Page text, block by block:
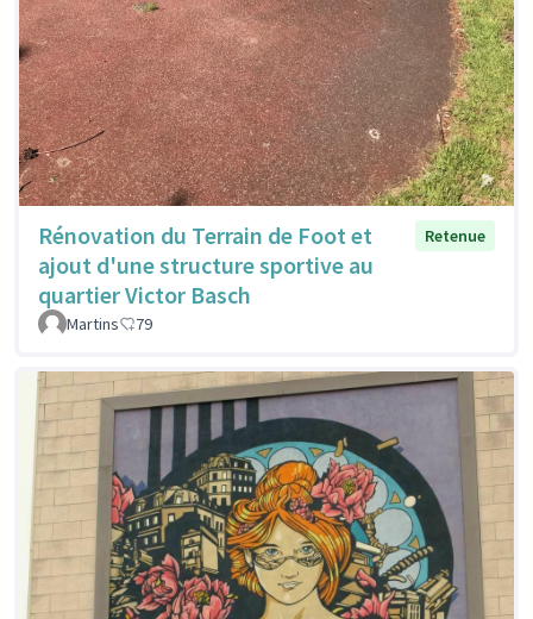
Rénovation du Terrain de Foot et
ajout d'une structure sportive au
quartier Victor Basch
Retenue
Martins 79